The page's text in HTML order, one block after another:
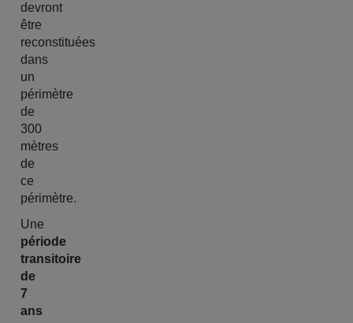
devront
être
reconstituées
dans
un
périmètre
de
300
mètres
de
ce
périmètre.
Une
période
transitoire
de
7
ans